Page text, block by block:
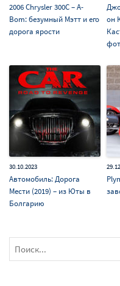
2006 Chrysler 300C – A-
Bom: безумный Мэтт и его
дорога ярости
он
30.10.2023
Автомобиль: Дорога
Мести (2019) – из Юты в
Болгарию